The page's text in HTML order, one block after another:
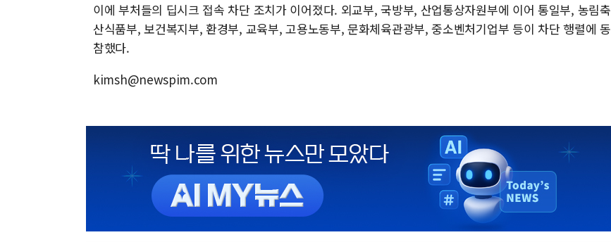
이에 부처들의 딥시크 접속 차단 조치가 이어졌다. 외교부, 국방부, 산업통상자원부에 이어 통일부, 농림축
산식품부, 보건복지부, 환경부, 교육부, 고용노동부, 문화체육관광부, 중소벤처기업부 등이 차단 행렬에 동
참했다.
kimsh@newspim.com